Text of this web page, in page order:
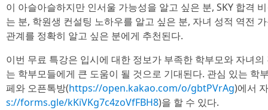
이 아슬아슬하지만 인서울 가능성을 알고 싶은 분, SKY 합격
는 분, 학원생 컨설팅 노하우를 알고 싶은 분, 자녀 성적 역전
관계를 정확히 알고 싶은 분에게 추천된다.
이번 무료 특강은 입시에 대한 정보가 부족한 학부모와 자녀
는 학부모들에게 큰 도움이 될 것으로 기대된다. 관심 있는 학
페와 오픈톡방(https://open.kakao.com/o/gbtPVrAg)에서
s://forms.gle/kKiVKg7c4zoVfFBH8)을 할 수 있다.